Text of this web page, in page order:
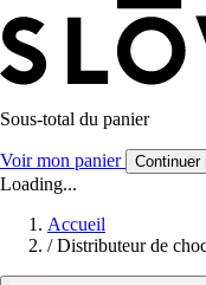
Sous-total du panier
Voir mon panier Continuer
Loading...
Accueil
/ Distributeur de